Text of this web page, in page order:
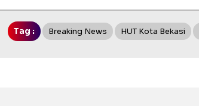
Tag : Breaking News HUT Kota Bekasi